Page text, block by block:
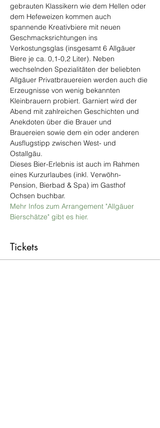
gebrauten Klassikern wie dem Hellen oder
dem Hefeweizen kommen auch
spannende Kreativbiere mit neuen
Geschmacksrichtungen ins
Verkostungsglas (insgesamt 6 Allgäuer
Biere je ca. 0,1-0,2 Liter). Neben
wechselnden Spezialitäten der beliebten
Allgäuer Privatbrauereien werden auch die
Erzeugnisse von wenig bekannten
Kleinbrauern probiert. Garniert wird der
Abend mit zahlreichen Geschichten und
Anekdoten über die Brauer und
Brauereien sowie dem ein oder anderen
Ausflugstipp zwischen West- und
Ostallgäu.
Dieses Bier-Erlebnis ist auch im Rahmen
eines Kurzurlaubes (inkl. Verwöhn-
Pension, Bierbad & Spa) im Gasthof
Ochsen buchbar.
Mehr Infos zum Arrangement "Allgäuer
Bierschätze" gibt es hier.
Tickets